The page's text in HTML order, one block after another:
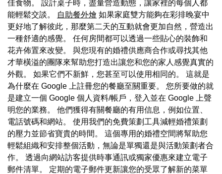
佳食物。 設計桌子時，盡量營造動態，讓家裡的每個人都
能輕鬆交談。
自助餐外燴 如果家庭雙方能夠在彩排晚宴中
更好地了解彼此，那麼第二天的互動就會更加自然，營造出
一種舒適的感覺。 任何房間都可以透過一些貼心的裝飾和
花卉佈置來改變。 與您現有的婚禮供應商合作或尋找其他
才華橫溢的團隊來幫助您打造出讓您和您的家人感覺真實的
外觀。 如果它們不新鮮，您甚至可以使用相同的。 這就是
為什麼在 Google 上註冊您的餐廳至關重要。 您所要做的就
是建立一個 Google 個人資料/帳戶，登入並在 Google 上聲
明您的業務。 他們獲得有關餐廳的有用信息，例如位置、
電話號碼和網站。 使用我們的免費策劃工具減輕婚禮策劃
的壓力並節省寶貴的時間。 這個專用的婚禮空間將幫助您
輕鬆組織和安排整個活動，無論是單獨還是與活動策劃者合
作。 透過向網站訪客提供時事通訊或獨家優惠來建立電子
郵件清單。 定期的電子郵件更新讓您的受眾了解新的菜單